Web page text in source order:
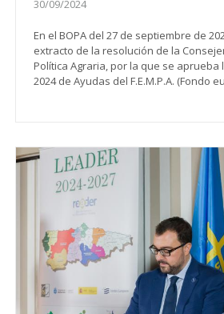
30/09/2024
En el BOPA del 27 de septiembre de
extracto de la resolución de la
Política Agraria, por la que se aprueba
2024 de Ayudas del F.E.M.P.A. (Fondo